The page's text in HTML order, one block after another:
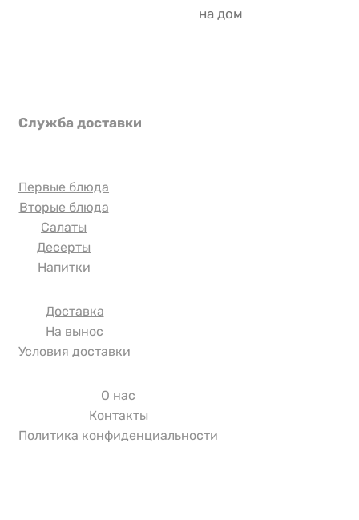
на дом
Служба доставки
Первые блюда
Вторые блюда
Салаты
Десерты
Напитки
Доставка
На вынос
Условия доставки
О нас
Контакты
Политика конфиденциальности